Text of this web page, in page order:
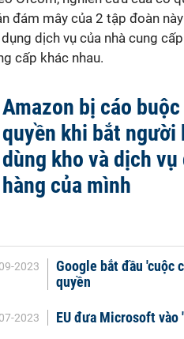
đám mây của 2 tập đoàn
dịch vụ của nhà cung
cấp khác nhau.
Amazon bị cáo
quyền khi bắt người
dùng kho và dịch vụ
hàng của mình
2023
Google bắt đầu 'cuộc
quyền
2023 EU đưa Microsoft vào